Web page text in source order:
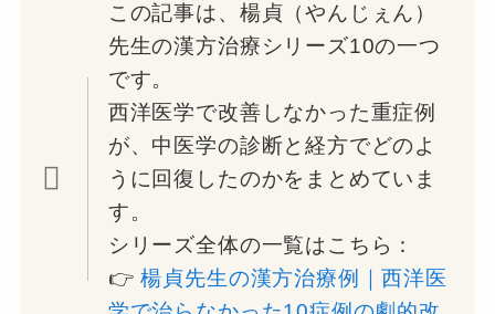
この記事は、楊貞（やんじぇん）
先生の漢方治療シリーズ10の一つ
です。
西洋医学で改善しなかった重症例
が、中医学の診断と経方でどのよ
うに回復したのかをまとめていま
す。
シリーズ全体の一覧はこちら：
👉楊貞先生の漢方治療例｜西洋医